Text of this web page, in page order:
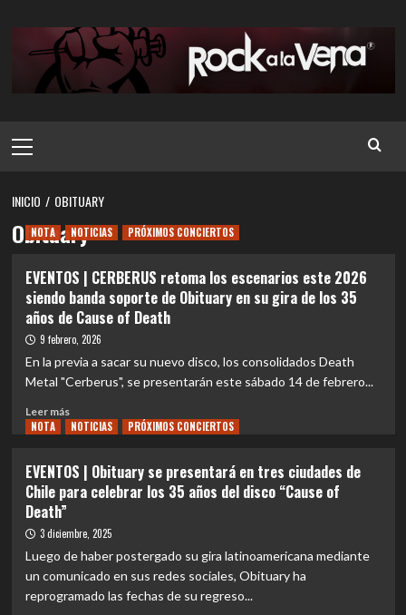
contenido
principal
INICIO OBITUARY
Obituary
NOTA NOTICIAS PRÓXIMOS CONCIERTOS
EVENTOS | CERBERUS retoma los escenarios este 2026
siendo banda soporte de Obituary en su gira de los 35
años de Cause of Death
9 febrero, 2026
En la previa a sacar su nuevo disco, los consolidados Death
Metal "Cerberus", se presentarán este sábado 14 de febrero...
Leer másLeer
más
|
CERBERUS
los
este
2026
siendo
NOTA NOTICIAS PRÓXIMOS CONCIERTOS
EVENTOS | Obituary se presentará en tres ciudades de
Chile para celebrar los 35 años del disco “Cause of
Death”
3 diciembre, 2025
Luego de haber postergado su gira latinoamericana mediante
un comunicado en sus redes sociales, Obituary ha
reprogramado las fechas de su regreso...